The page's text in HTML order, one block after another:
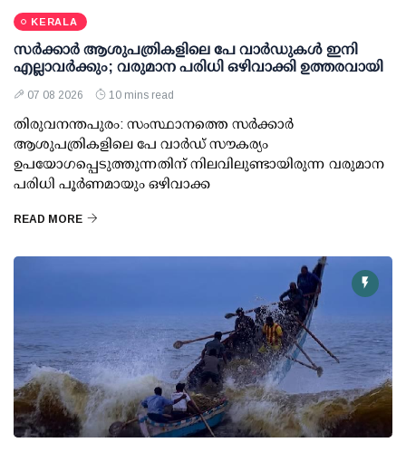
KERALA
സര്‍ക്കാര്‍ ആശുപത്രികളിലെ പേ വാര്‍ഡുകള്‍ ഇനി
എല്ലാവര്‍ക്കും; വരുമാന പരിധി ഒഴിവാക്കി ഉത്തരവായി
07 08 2026 10 mins read
തിരുവനന്തപുരം: സംസ്ഥാനത്തെ സര്‍ക്കാര്‍
ആശുപത്രികളിലെ പേ വാര്‍ഡ് സൗകര്യം
ഉപയോഗപ്പെടുത്തുന്നതിന് നിലവിലുണ്ടായിരുന്ന വരുമാന
പരിധി പൂര്‍ണമായും ഒഴിവാക്ക
READ MORE